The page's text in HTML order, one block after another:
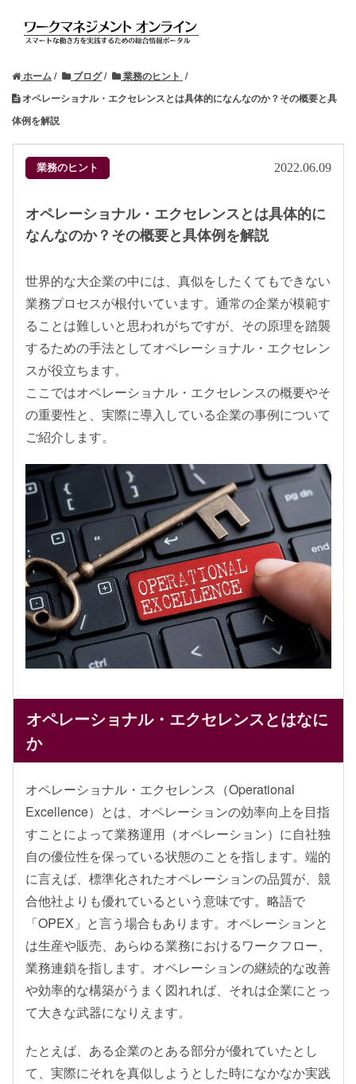
ホーム ブログ
業務のヒント
オペレーショナル・エクセレンスとは具体的になんなのか？その概要と具
体例を解説
業務のヒント 2022.06.09
オペレーショナル・エクセレンスとは具体的に
なんなのか？その概要と具体例を解説
世界的な大企業の中には、真似をしたくてもできない
業務プロセスが根付いています。通常の企業が模範す
ることは難しいと思われがちですが、その原理を踏襲
するための手法としてオペレーショナル・エクセレン
スが役立ちます。
ここではオペレーショナル・エクセレンスの概要やそ
の重要性と、実際に導入している企業の事例について
ご紹介します。
オペレーショナル・エクセレンスとはなに
か
オペレーショナル・エクセレンス（Operational
Excellence）とは、オペレーションの効率向上を目指
すことによって業務運用（オペレーション）に自社独
自の優位性を保っている状態のことを指します。端的
に言えば、標準化されたオペレーションの品質が、競
合他社よりも優れているという意味です。略語で
「OPEX」と言う場合もあります。オペレーションと
は生産や販売、あらゆる業務におけるワークフロー、
業務連鎖を指します。オペレーションの継続的な改善
や効率的な構築がうまく図れれば、それは企業にとっ
て大きな武器になりえます。
たとえば、ある企業のとある部分が優れていたとし
て、実際にそれを真似しようとした時になかなか実践